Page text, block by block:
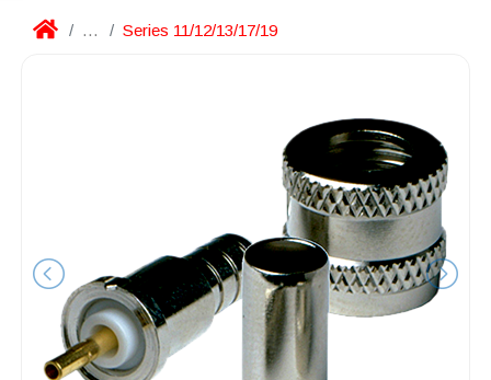
... Series 11/12/13/17/19